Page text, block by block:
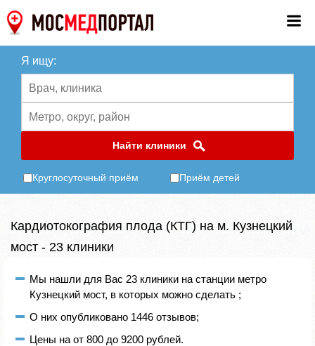
Я ищу:
Найти клиники
Круглосуточный приём Приём детей
Кардиотокография плода (КТГ) на м. Кузнецкий
мост - 23 клиники
Мы нашли для Вас 23 клиники на станции метро
Кузнецкий мост, в которых можно сделать ;
О них опубликовано 1446 отзывов;
Цены на от 800 до 9200 рублей.